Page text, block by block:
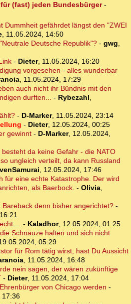
(fast) jeden Bundesbürger-
Dummheit gefährdet längst den "ZWEI
, 11.05.2024, 14:50
Deutsche Republik"?- gwg,
- Dieter, 11.05.2024, 16:20
vorgesehen - alles wunderbar
, 11.05.2024, 17:29
auch nicht ihr Bündnis mit den
durften... - Rybezahl,
- D-Marker, 11.05.2024, 23:14
- Dieter, 12.05.2024, 00:25
gewinnt- D-Marker, 12.05.2024,
da keine Gefahr - die NATO
ungleich verteilt, da kann Russland
, 12.05.2024, 17:46
für eine echte Katastrophe. Der wird
als Baerbock. - Olivia,
denn bisher angerichtet?-
- Kaladhor, 12.05.2024, 01:25
Schnauze halten und sich nicht
05:29
für Rom tätig wirst, hast Du Aussicht
, 11.05.2024, 16:48
nein sagen, der wären zukünftige
- Dieter, 11.05.2024, 17:04
von Chicago werden -
17:36